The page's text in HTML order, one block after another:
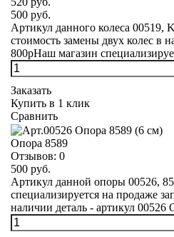
500 руб.
Артикул данного колеса 00519,
стоимость замены двух колес в
800рНаш магазин
Заказать
Купить в 1 клик
Сравнить
Опора 8589
Отзывов: 0
500 руб.
Артикул данной опоры 00526,
специализируется на продаже
наличии деталь - артикул 00526